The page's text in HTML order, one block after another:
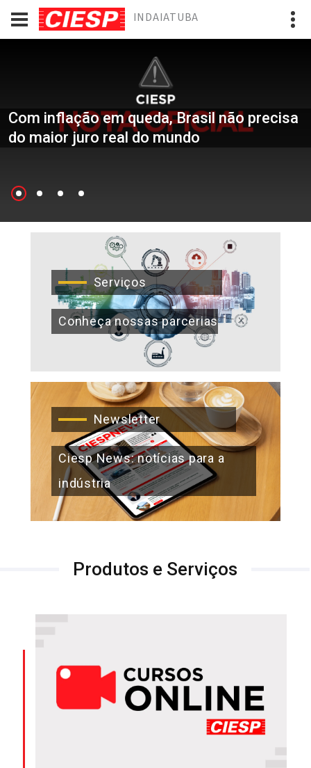
INDAIATUBA
Com inflação em queda, Brasil não precisa
do maior juro real do mundo
Serviços
Conheça nossas parcerias
Newsletter
Ciesp News: notícias para a
indústria
Produtos e Serviços